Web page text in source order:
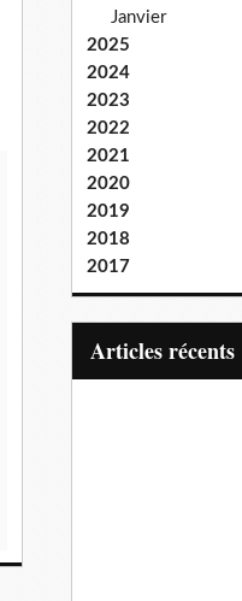
Janvier
2025
2024
2023
2022
2021
2020
2019
2018
2017
articles récents